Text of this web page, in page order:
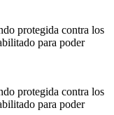
protegida contra los
para poder
protegida contra los
para poder